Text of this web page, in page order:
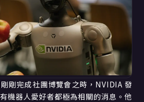
剛完成社團博覽會之時，NVIDIA 發
機器人愛好者都極為相關的消息。他